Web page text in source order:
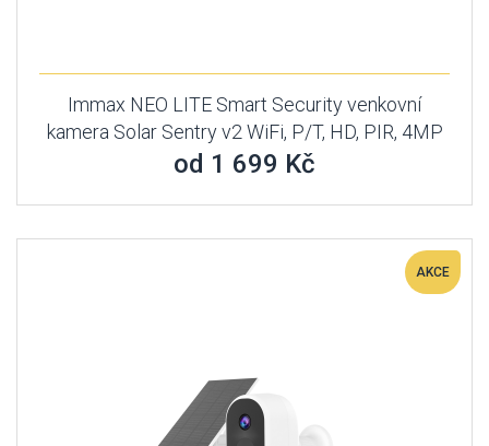
Immax NEO LITE Smart Security venkovní
kamera Solar Sentry v2 WiFi, P/T, HD, PIR, 4MP
od 1 699 Kč
AKCE